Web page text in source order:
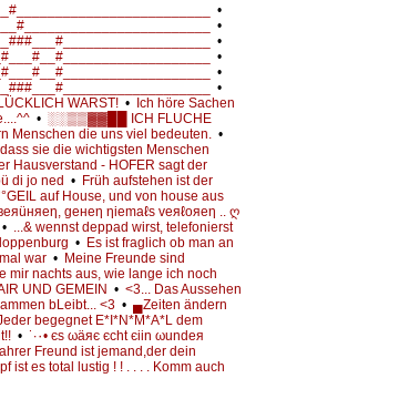
•
•
•
•
•
•
WARST! • Ich höre Sachen
• ░░▒▒▓▓██ ICH FLUCHE
Menschen die uns viel bedeuten. •
sie die wichtigsten Menschen
Hausverstand - HOFER sagt der
di jo ned • Früh aufstehen ist der
auf House, und von house aus
geнeη ηiemaℓs veяℓoяeη .. ღ
• ...& wennst deppad wirst, telefonierst
• Es ist fraglich ob man an
war • Meine Freunde sind
mir nachts aus, wie lange ich noch
UND GEMEIN • <3... Das Aussehen
bLeibt... <3 • ▄Zeiten ändern
begegnet E*I*N*M*A*L dem
• ˙·٠• єs ωäяє єcht єiin ωundeя
Freund ist jemand,der dein
ist es total lustig ! ! . . . . Komm auch